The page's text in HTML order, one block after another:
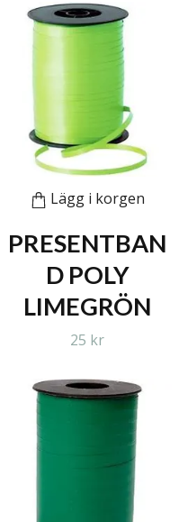
Lägg i korgen
PRESENTBAN
D POLY
LIMEGRÖN
25 kr